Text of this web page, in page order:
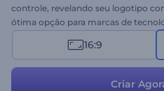
controle, revelando seu logotipo
ótima opção para marcas de
qualquer conteúdo com foco em
muito fácil: carregue seu logotipo,
seu logotipo com um toque
16:9
Criar